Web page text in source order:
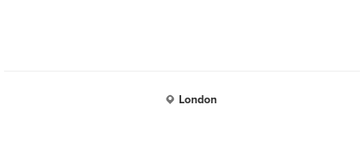
London